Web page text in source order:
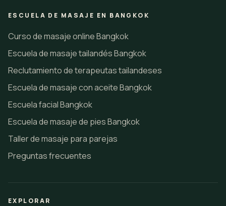
ESCUELA DE MASAJE EN BANGKOK
Curso de masaje online Bangkok
Escuela de masaje tailandés Bangkok
Reclutamiento de terapeutas tailandeses
Escuela de masaje con aceite Bangkok
Escuela facial Bangkok
Escuela de masaje de pies Bangkok
Taller de masaje para parejas
Preguntas frecuentes
EXPLORAR